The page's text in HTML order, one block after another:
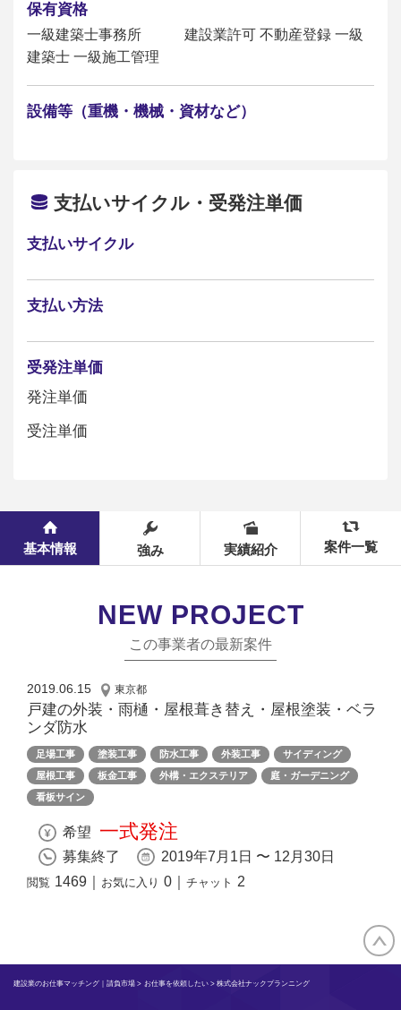
保有資格
一級建築士事務所 建設業許可 不動産登録 一級
建築士 一級施工管理
設備等（重機・機械・資材など）
支払いサイクル・受発注単価
支払いサイクル
支払い方法
受発注単価
発注単価
受注単価
基本情報 強み 実績紹介 案件一覧
NEW PROJECT
この事業者の最新案件
2019.06.15 東京都
戸建の外装・雨樋・屋根葺き替え・屋根塗装・ベラ
ンダ防水
足場工事 塗装工事 防水工事 外装工事
サイディング
屋根工事
板金工事 外構・エクステリア
庭・ガーデニング
看板サイン
希望 一式発注
募集終了 2019年7月1日 〜 12月30日
閲覧 1469 お気に入り 0 チャット 2
建設業のお仕事マッチング｜請負市場 > お仕事を依頼したい> 株式会社ナックプランニング